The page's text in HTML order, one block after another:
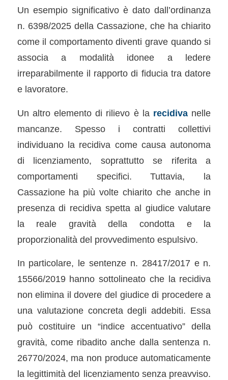
Un esempio significativo è dato dall’ordinanza
n. 6398/2025 della Cassazione, che ha chiarito
come il comportamento diventi grave quando si
associa a modalità idonee a ledere
irreparabilmente il rapporto di fiducia tra datore
e lavoratore.
Un altro elemento di rilievo è la recidiva nelle
mancanze. Spesso i contratti collettivi
individuano la recidiva come causa autonoma
di licenziamento, soprattutto se riferita a
comportamenti specifici. Tuttavia, la
Cassazione ha più volte chiarito che anche in
presenza di recidiva spetta al giudice valutare
la reale gravità della condotta e la
proporzionalità del provvedimento espulsivo.
In particolare, le sentenze n. 28417/2017 e n.
15566/2019 hanno sottolineato che la recidiva
non elimina il dovere del giudice di procedere a
una valutazione concreta degli addebiti. Essa
può costituire un “indice accentuativo” della
gravità, come ribadito anche dalla sentenza n.
26770/2024, ma non produce automaticamente
la legittimità del licenziamento senza preavviso.